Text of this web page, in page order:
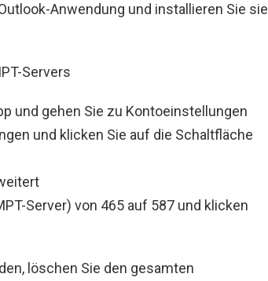
Anwendung und installieren Sie sie
Servers
und gehen Sie zu Kontoeinstellungen
und klicken Sie auf die Schaltfläche
Server) von 465 auf 587 und klicken
löschen Sie den gesamten